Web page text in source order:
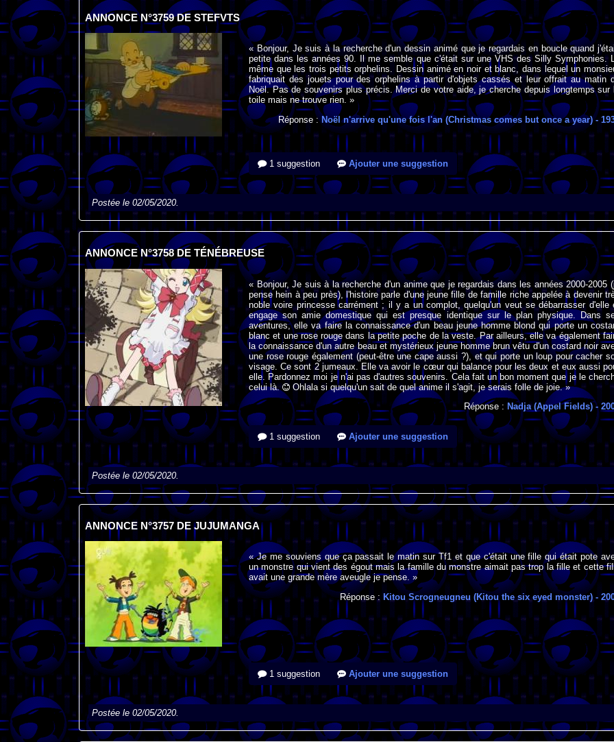
ANNONCE N°3759 DE STEFVTS
« Bonjour, Je suis à la recherche d'un dessin animé que je regardais en boucle quand
petite dans les années 90. Il me semble que c'était sur une VHS des Silly Symphonies.
même que les trois petits orphelins. Dessin animé en noir et blanc, dans lequel un
fabriquait des jouets pour des orphelins à partir d'objets cassés et leur offrait au matin
Noël. Pas de souvenirs plus précis. Merci de votre aide, je cherche depuis longtemps sur
toile mais ne trouve rien. »
Réponse :Noël n'arrive qu'une fois l'an (Christmas comes but once a year)-
1 suggestion Ajouter une suggestion
Postée le 02/05/2020.
ANNONCE N°3758 DE TÉNÉBREUSE
« Bonjour, Je suis à la recherche d'un anime que je regardais dans les années 2000-2005
pense hein à peu près), l'histoire parle d'une jeune fille de famille riche appelée à devenir
noble voire princesse carrément ; il y a un complot, quelqu'un veut se débarrasser d'elle
engage son amie domestique qui est presque identique sur le plan physique. Dans
aventures, elle va faire la connaissance d'un beau jeune homme blond qui porte un
blanc et une rose rouge dans la petite poche de la veste. Par ailleurs, elle va également
la connaissance d'un autre beau et mystérieux jeune homme brun vêtu d'un costard noir
une rose rouge également (peut-être une cape aussi ?), et qui porte un loup pour cacher
visage. Ce sont 2 jumeaux. Elle va avoir le cœur qui balance pour les deux et eux aussi
elle. Pardonnez moi je n'ai pas d'autres souvenirs. Cela fait un bon moment que je le
celui là.
Ohlala si quelqu'un sait de quel anime il s'agit, je serais folle de joie. »
Réponse : Nadja (Appel Fields) -
1 suggestion Ajouter une suggestion
Postée le 02/05/2020.
ANNONCE N°3757 DE JUJUMANGA
« Je me souviens que ça passait le matin sur Tf1 et que c'était une fille qui était pote
un monstre qui vient des égout mais la famille du monstre aimait pas trop la fille et cette
avait une grande mère aveugle je pense. »
Réponse :Kitou Scrogneugneu (Kitou the six eyed monster)-
1 suggestion Ajouter une suggestion
Postée le 02/05/2020.